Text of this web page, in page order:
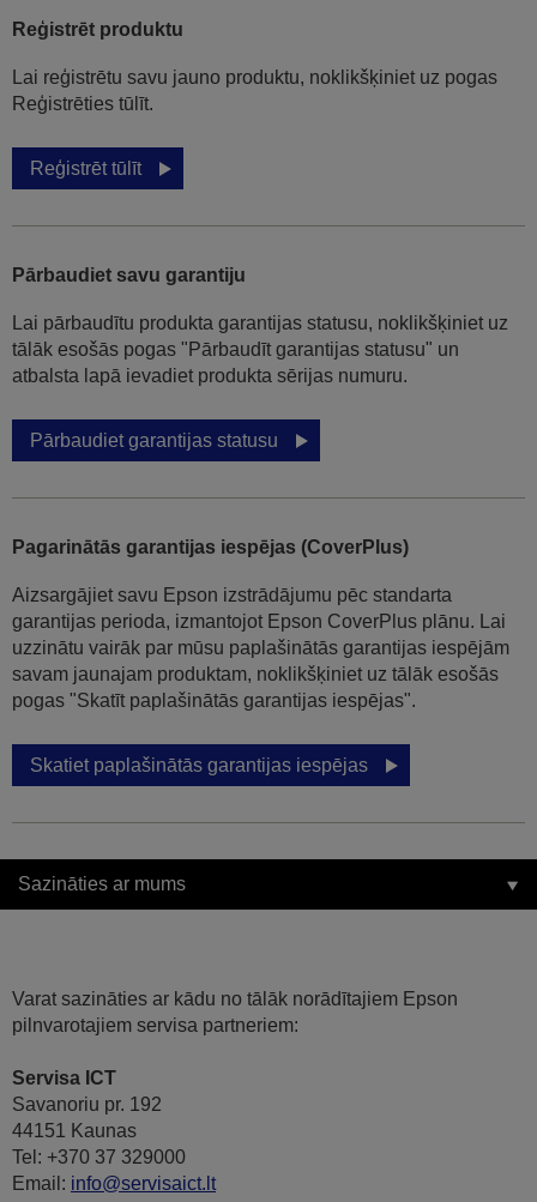
Reģistrēt produktu
Lai reģistrētu savu jauno produktu, noklikšķiniet uz pogas
Reģistrēties tūlīt.
Reģistrēt tūlīt
Pārbaudiet savu garantiju
Lai pārbaudītu produkta garantijas statusu, noklikšķiniet uz
tālāk esošās pogas "Pārbaudīt garantijas statusu" un
atbalsta lapā ievadiet produkta sērijas numuru.
Pārbaudiet garantijas statusu
Pagarinātās garantijas iespējas (CoverPlus)
Aizsargājiet savu Epson izstrādājumu pēc standarta
garantijas perioda, izmantojot Epson CoverPlus plānu. Lai
uzzinātu vairāk par mūsu paplašinātās garantijas iespējām
savam jaunajam produktam, noklikšķiniet uz tālāk esošās
pogas "Skatīt paplašinātās garantijas iespējas".
Skatiet paplašinātās garantijas iespējas
Sazināties ar mums
Varat sazināties ar kādu no tālāk norādītajiem Epson
pilnvarotajiem servisa partneriem:
Servisa ICT
Savanoriu pr. 192
44151 Kaunas
Tel: +370 37 329000
Email: info@servisaict.lt